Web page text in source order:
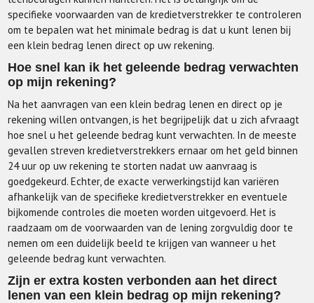
specifieke voorwaarden van de kredietverstrekker te controleren
om te bepalen wat het minimale bedrag is dat u kunt lenen bij
een klein bedrag lenen direct op uw rekening.
Hoe snel kan ik het geleende bedrag verwachten
op mijn rekening?
Na het aanvragen van een klein bedrag lenen en direct op je
rekening willen ontvangen, is het begrijpelijk dat u zich afvraagt
hoe snel u het geleende bedrag kunt verwachten. In de meeste
gevallen streven kredietverstrekkers ernaar om het geld binnen
24 uur op uw rekening te storten nadat uw aanvraag is
goedgekeurd. Echter, de exacte verwerkingstijd kan variëren
afhankelijk van de specifieke kredietverstrekker en eventuele
bijkomende controles die moeten worden uitgevoerd. Het is
raadzaam om de voorwaarden van de lening zorgvuldig door te
nemen om een duidelijk beeld te krijgen van wanneer u het
geleende bedrag kunt verwachten.
Zijn er extra kosten verbonden aan het direct
lenen van een klein bedrag op mijn rekening?